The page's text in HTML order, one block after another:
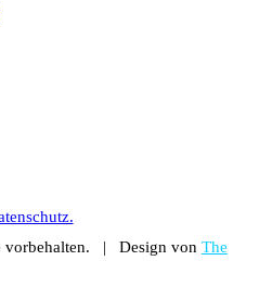
vorbehalten. | Design von The